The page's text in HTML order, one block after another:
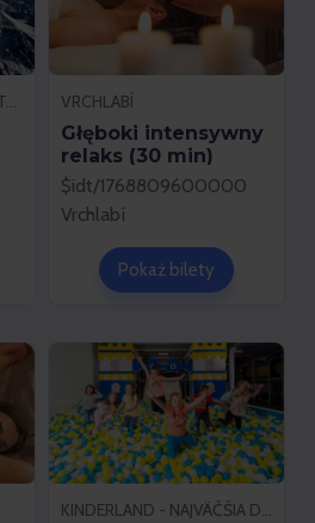
VYSOKÉ TATRY, VYSOKÉ TATRY VRCHLABÍ
Głęboki intensywny
relaks (30 min)
$idt/1768809600000
Vrchlabí
Pokaż bilety
KINDERLAND - NAJVÄČŠIA DETSKÁ IZBA, NÁMESTOVO